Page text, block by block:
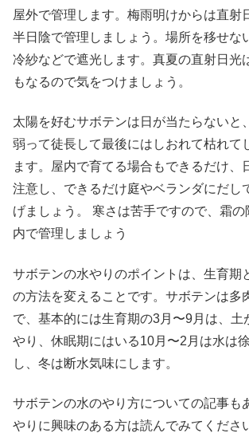
屋外で管理します。梅雨明けからは直射
半日陰で管理しましょう。場所を移せな
冷紗などで遮光します。真夏の直射日光
もなるので気をつけましょう。
太陽を好むサボテンは日が当たらないと
弱って徒長して最後にはしおれて枯れて
ます。屋内で育てる場合もできるだけ、
注意し、できるだけ庭やベランダにだし
げましょう。 寒さは苦手ですので、霜の
内で管理しましょう
サボテンの水やりのポイントは、生育期
の方法を変えることです。サボテンは多
で、基本的には生育期の3月〜9月は、土
やり、休眠期にはいる10月〜2月は水は
し、冬は断水気味にします。
サボテンの水のやり方についての記事も
やりに興味のある方は読んでみてくださ